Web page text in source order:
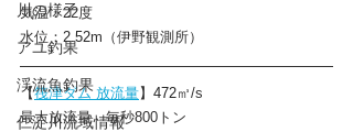
川の様子
アユ釣果
渓流魚釣果
仁淀川流域情報
気温：22度
水位： 2.52m（伊野観測所）
【筏津ダム 放流量】 472㎥/s
最大放流量　毎秒800トン